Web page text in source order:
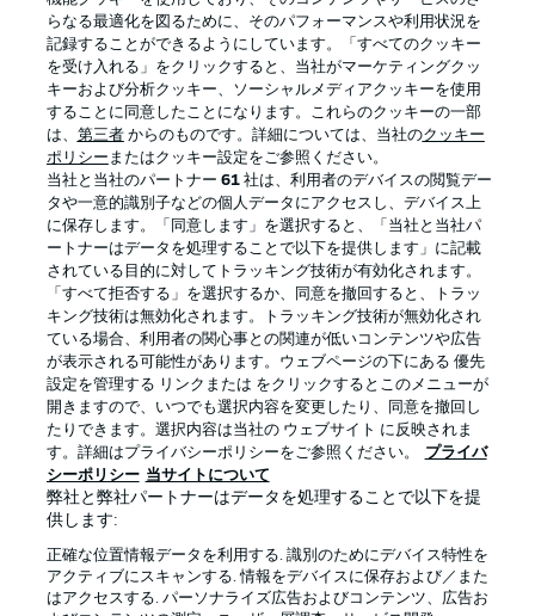
Official Partners
プライバシー・ポリシー 優先設定を管理する
利用条件 放送局
求人 選手
当サイトについて
らなる最適化を図るために、そのパフォーマンスや利用状況を
記録することができるようにしています。「すべてのクッキー
を受け入れる」をクリックすると、当社がマーケティングクッ
キーおよび分析クッキー、ソーシャルメディアクッキーを使用
することに同意したことになります。これらのクッキーの一部
は、 第三者からのものです。詳細については、当社のクッキー
ポリシー またはクッキー設定をご参照ください。
当社と当社のパートナー 61社は、利用者のデバイスの閲覧デー
タや一意的識別子などの個人データにアクセスし、デバイス上
に保存します。「同意します」を選択すると、「当社と当社パ
ートナーはデータを処理することで以下を提供します」に記載
されている目的に対してトラッキング技術が有効化されます。
「すべて拒否する」を選択するか、同意を撤回すると、トラッ
キング技術は無効化されます。トラッキング技術が無効化され
ている場合、利用者の関心事との関連が低いコンテンツや広告
が表示される可能性があります。ウェブページの下にある 優先
設定を管理する リンクまたは をクリックするとこのメニューが
開きますので、いつでも選択内容を変更したり、同意を撤回し
たりできます。選択内容は当社の ウェブサイト に反映されま
す。詳細はプライバシーポリシーをご参照ください。
プライバ
シーポリシー 当サイトについて
弊社と弊社パートナーはデータを処理することで以下を提
供します:
正確な位置情報データを利用する. 識別のためにデバイス特性を
アクティブにスキャンする. 情報をデバイスに保存および／また
はアクセスする. パーソナライズ広告およびコンテンツ、広告お